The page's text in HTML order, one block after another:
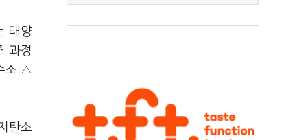
태양
과정
소 △
탄소